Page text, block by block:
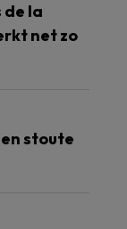
de la
net zo
stoute